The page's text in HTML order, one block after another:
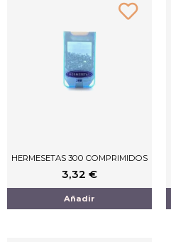
HERMESETAS 300 COMPRIMIDOS
3,32 €
Añadir